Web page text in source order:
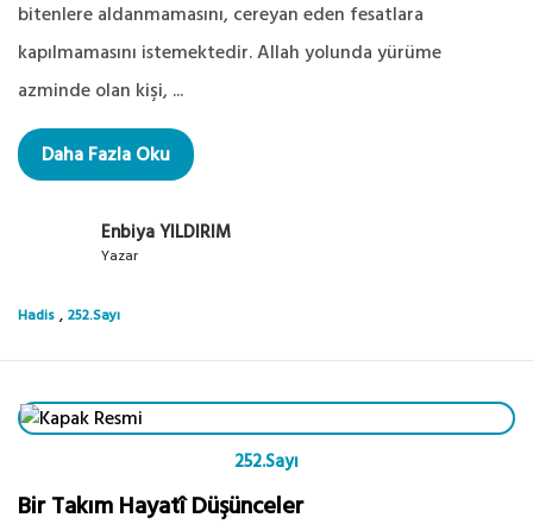
bitenlere aldanmamasını, cereyan eden fesatlara
kapılmamasını istemektedir. Allah yolunda yürüme
azminde olan kişi, ...
Daha Fazla Oku
Enbiya YILDIRIM
Yazar
Hadis , 252.Sayı
252.Sayı
Bir Takım Hayatî Düşünceler